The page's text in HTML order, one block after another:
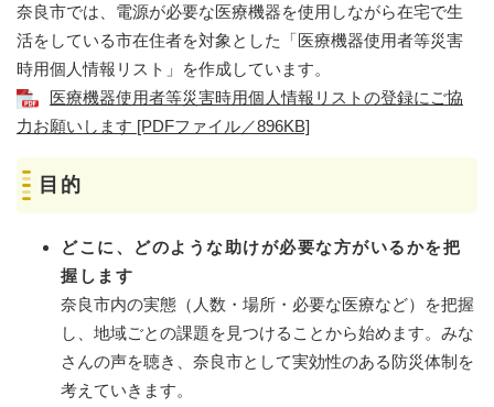
奈良市では、電源が必要な医療機器を使用しながら在宅で生
活をしている市在住者を対象とした「医療機器使用者等災害
時用個人情報リスト」を作成しています。
医療機器使用者等災害時用個人情報リストの登録にご協
力お願いします [PDFファイル／896KB]
目的
どこに、どのような助けが必要な方がいるかを把
握します
奈良市内の実態（人数・場所・必要な医療など）を把握
し、地域ごとの課題を見つけることから始めます。みな
さんの声を聴き、奈良市として実効性のある防災体制を
考えていきます。